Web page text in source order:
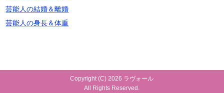
芸能人の結婚＆離婚
芸能人の身長＆体重
Copyright (C) 2026 ラヴォール
All Rights Reserved.